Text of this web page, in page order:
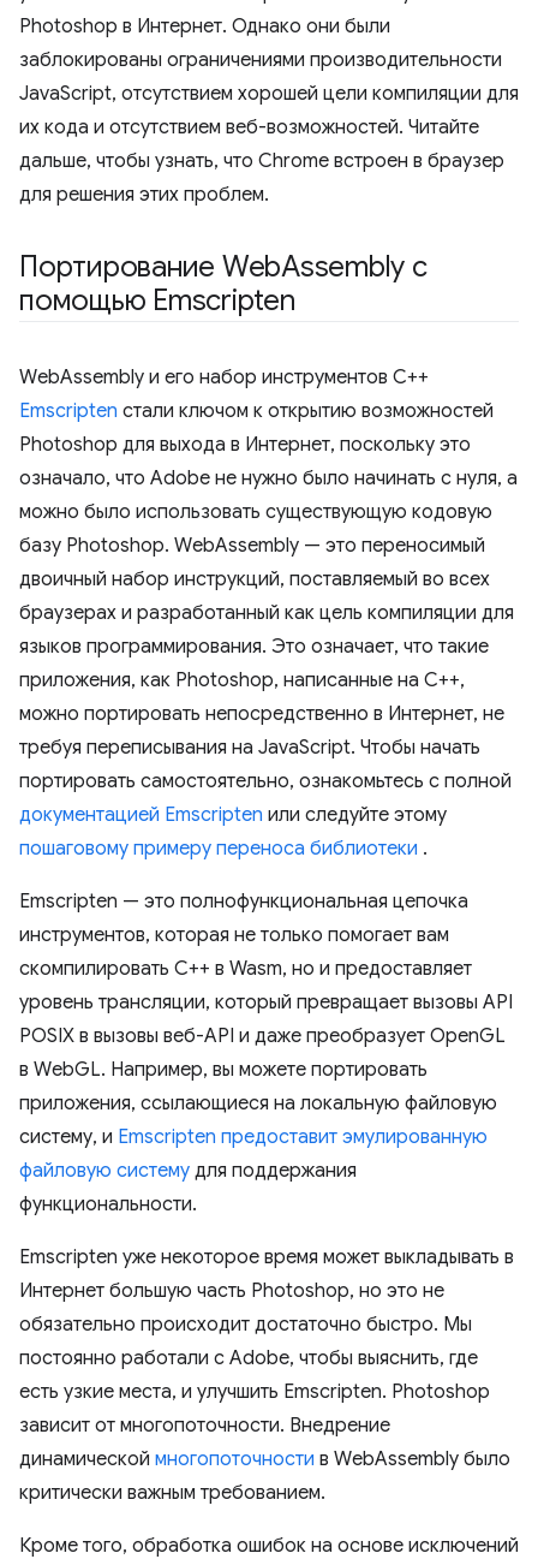
Photoshop в Интернет. Однако они были
заблокированы ограничениями производительности
JavaScript, отсутствием хорошей цели компиляции для
их кода и отсутствием веб-возможностей. Читайте
дальше, чтобы узнать, что Chrome встроен в браузер
для решения этих проблем.
Портирование WebAssembly с
помощью Emscripten
WebAssembly и его набор инструментов C++
Emscripten стали ключом к открытию возможностей
Photoshop для выхода в Интернет, поскольку это
означало, что Adobe не нужно было начинать с нуля, а
можно было использовать существующую кодовую
базу Photoshop. WebAssembly — это переносимый
двоичный набор инструкций, поставляемый во всех
браузерах и разработанный как цель компиляции для
языков программирования. Это означает, что такие
приложения, как Photoshop, написанные на C++,
можно портировать непосредственно в Интернет, не
требуя переписывания на JavaScript. Чтобы начать
портировать самостоятельно, ознакомьтесь с полной
документацией Emscripten или следуйте этому
пошаговому примеру переноса библиотеки .
Emscripten — это полнофункциональная цепочка
инструментов, которая не только помогает вам
скомпилировать C++ в Wasm, но и предоставляет
уровень трансляции, который превращает вызовы API
POSIX в вызовы веб-API и даже преобразует OpenGL
в WebGL. Например, вы можете портировать
приложения, ссылающиеся на локальную файловую
систему, и Emscripten предоставит эмулированную
файловую систему для поддержания
функциональности.
Emscripten уже некоторое время может выкладывать в
Интернет большую часть Photoshop, но это не
обязательно происходит достаточно быстро. Мы
постоянно работали с Adobe, чтобы выяснить, где
есть узкие места, и улучшить Emscripten. Photoshop
зависит от многопоточности. Внедрение
динамической многопоточности в WebAssembly было
критически важным требованием.
Кроме того, обработка ошибок на основе исключений